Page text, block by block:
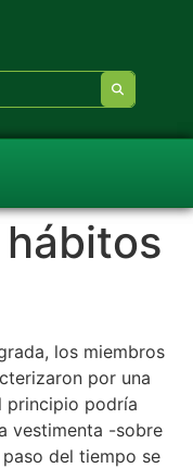
los miembros
por una
principio podría
vestimenta -sobre
del tiempo se